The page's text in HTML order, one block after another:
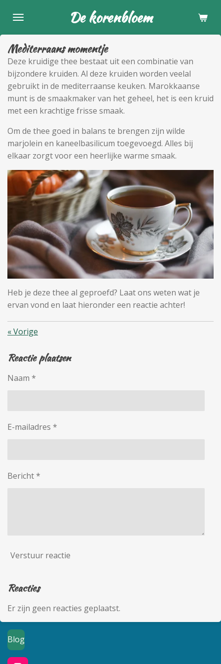
direct
naar
de
hoofdinhoud
De korenbloem
Mediterraans momentje
Deze kruidige thee bestaat uit een combinatie van
bijzondere kruiden. Al deze kruiden worden veelal
gebruikt in de mediterraanse keuken. Marokkaanse
munt is de smaakmaker van het geheel, het is een kruid
met een krachtige frisse smaak.
Om de thee goed in balans te brengen zijn wilde
marjolein en kaneelbasilicum toegevoegd. Alles bij
elkaar zorgt voor een heerlijke warme smaak.
Heb je deze thee al geproefd? Laat ons weten wat je
ervan vond en laat hieronder een reactie achter!
«Vorige
Reactie plaatsen
Naam *
E-mailadres *
Bericht *
Verstuur reactie
Reacties
Er zijn geen reacties geplaatst.
Blog